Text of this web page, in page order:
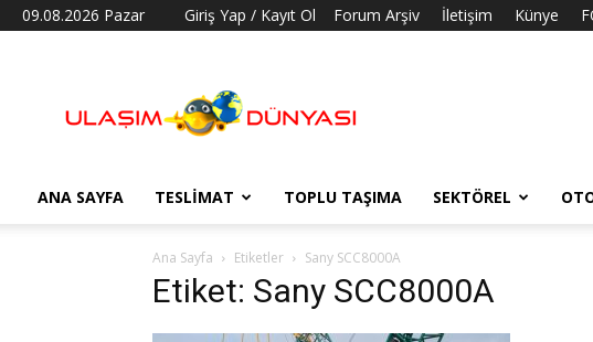
09.08.2026 Pazar Giriş Yap / Kayıt Ol Forum Arşiv İletişim Künye
Dünyası
ANA SAYFA TESLIMAT TOPLU TAŞIMA SEKTÖREL
Ana Sayfa Etiketler Sany SCC8000A
Etiket: Sany SCC8000A